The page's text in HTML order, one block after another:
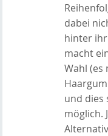
dabei
hinter
macht
Wahl (es
und dies
möglich.